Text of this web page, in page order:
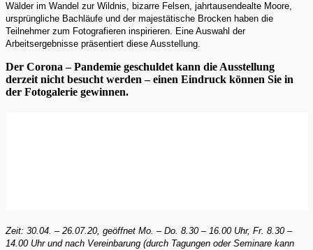
Wälder im Wandel zur Wildnis, bizarre Felsen, jahrtausendealte Moore,
ursprüngliche Bachläufe und der majestätische Brocken haben die
Teilnehmer zum Fotografieren inspirieren. Eine Auswahl der
Arbeitsergebnisse präsentiert diese Ausstellung.
Der Corona – Pandemie geschuldet kann die Ausstellung
derzeit nicht besucht werden – einen Eindruck können Sie in
der Fotogalerie gewinnen.
Zeit: 30.04. – 26.07.20, geöffnet Mo. – Do. 8.30 – 16.00 Uhr, Fr. 8.30 –
14.00 Uhr und nach Vereinbarung (durch Tagungen oder Seminare kann